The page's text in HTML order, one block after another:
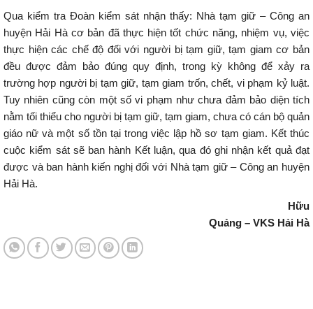
Qua kiểm tra Đoàn kiểm sát nhận thấy: Nhà tạm giữ – Công an
huyện Hải Hà cơ bản đã thực hiện tốt chức năng, nhiệm vụ, việc
thực hiện các chế độ đối với người bị tạm giữ, tạm giam cơ bản
đều được đảm bảo đúng quy định, trong kỳ không để xảy ra
trường hợp người bị tạm giữ, tạm giam trốn, chết, vi phạm kỷ luật.
Tuy nhiên cũng còn một số vi phạm như chưa đảm bảo diện tích
nằm tối thiểu cho người bị tạm giữ, tạm giam, chưa có cán bộ quản
giáo nữ và một số tồn tại trong việc lập hồ sơ tạm giam. Kết thúc
cuộc kiểm sát sẽ ban hành Kết luận, qua đó ghi nhận kết quả đạt
được và ban hành kiến nghị đối với Nhà tạm giữ – Công an huyện
Hải Hà.
Hữu
Quảng – VKS Hải Hà